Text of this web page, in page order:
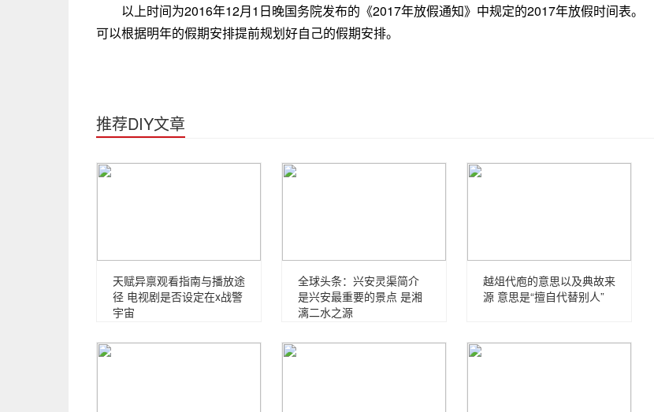
以上时间为2016年12月1日晚国务院发布的《2017年放假通知》中规定的2017年放假时间表。
可以根据明年的假期安排提前规划好自己的假期安排。
推荐DIY文章
天赋异禀观看指南与播放途
径 电视剧是否设定在x战警
宇宙
全球头条：兴安灵渠简介
是兴安最重要的景点 是湘
漓二水之源
越俎代庖的意思以及典故来
源 意思是“擅自代替别人”